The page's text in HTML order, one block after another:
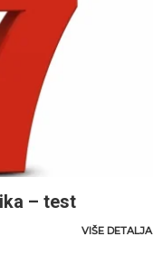
– test
VIŠE DETALJA